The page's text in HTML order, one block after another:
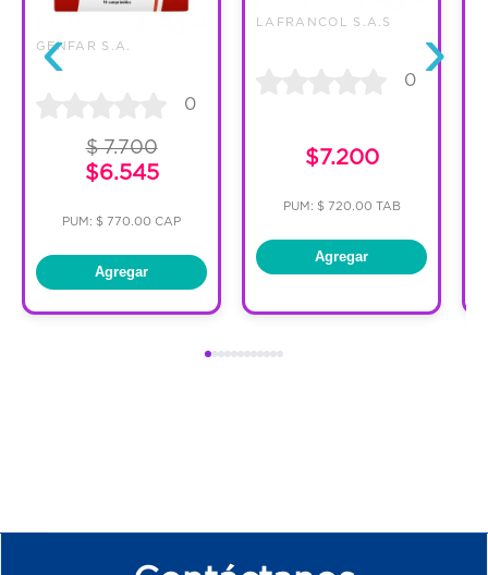
‹
GENFAR S.A.
0
$ 7.700
$6.545
PUM: $ 770.00 CAP
Agregar
LAFRANCOL S.A.S
0
$7.200
PUM: $ 720.00 TAB
Agregar
›